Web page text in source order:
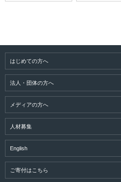
はじめての方へ
法人・団体の方へ
メディアの方へ
人材募集
English
ご寄付はこちら